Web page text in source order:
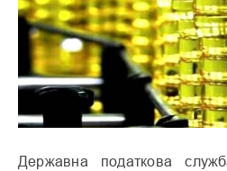
Державна податкова